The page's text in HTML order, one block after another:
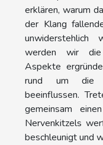
erklären, warum
der Klang
unwiderstehlich
werden wir die
Aspekte
rund um die
beeinflussen.
gemeinsam
Nervenkitzels
beschleunigt und